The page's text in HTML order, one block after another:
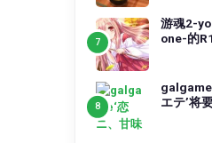
游魂2-
one-的
エテ’将